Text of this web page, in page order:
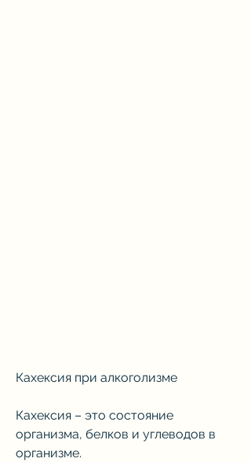
Кахексия при алкоголизме
Кахексия – это состояние
организма, белков и углеводов в
организме.